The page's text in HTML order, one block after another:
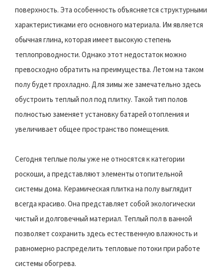
поверхность. Эта особенность объясняется структурными
характеристиками его основного материала. Им является
обычная глина, которая имеет высокую степень
теплопроводности. Однако этот недостаток можно
превосходно обратить на преимущества. Летом на таком
полу будет прохладно. Для зимы же замечательно здесь
обустроить теплый пол под плитку. Такой тип полов
полностью заменяет установку батарей отопления и
увеличивает общее пространство помещения.
Сегодня теплые полы уже не относятся к категории
роскоши, а представляют элементы отопительной
системы дома. Керамическая плитка на полу выглядит
всегда красиво. Она представляет собой экологически
чистый и долговечный материал. Теплый пол в ванной
позволяет сохранить здесь естественную влажность и
равномерно распределить тепловые потоки при работе
системы обогрева.